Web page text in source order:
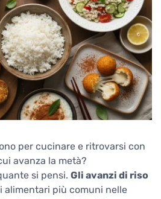
per cucinare e ritrovarsi con
avanza la metà?
si pensi. Gli avanzi di riso
alimentari più comuni nelle